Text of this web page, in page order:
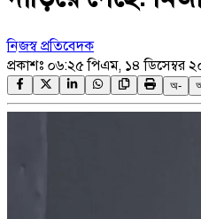
নিজস্ব প্রতিবেদক
প্রকাশঃ ০৬:২৫ পিএম, ১৪ ডিসেম্বর
অ-